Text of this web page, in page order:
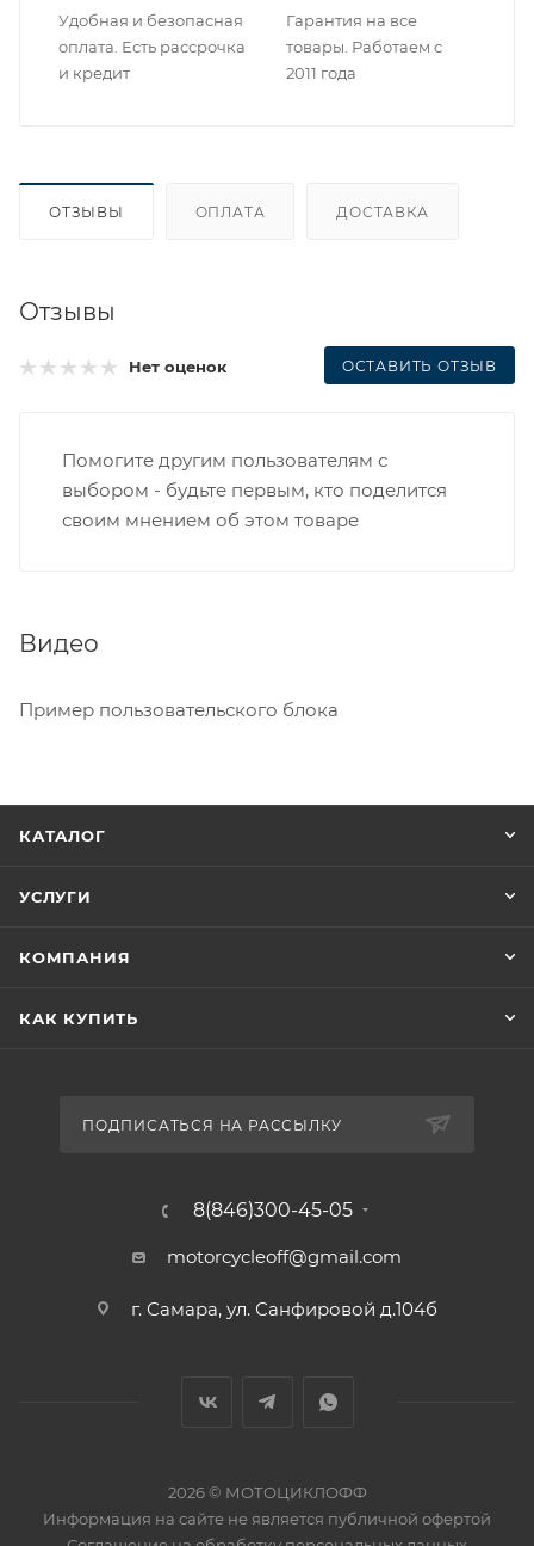
Удобная и безопасная
оплата. Есть рассрочка
и кредит
Гарантия на все
товары. Работаем с
2011 года
ОТЗЫВЫ ОПЛАТА ДОСТАВКА
Отзывы
Нет оценок ОСТАВИТЬ ОТЗЫВ
Помогите другим пользователям с
выбором - будьте первым, кто поделится
своим мнением об этом товаре
Видео
Пример пользовательского блока
КАТАЛОГ
УСЛУГИ
КОМПАНИЯ
КАК КУПИТЬ
ПОДПИСАТЬСЯ НА РАССЫЛКУ
8(846)300-45-05
motorcycleoff@gmail.com
г. Самара, ул. Санфировой д.104б
2026 © МОТОЦИКЛОФФ
Информация на сайте не является публичной офертой